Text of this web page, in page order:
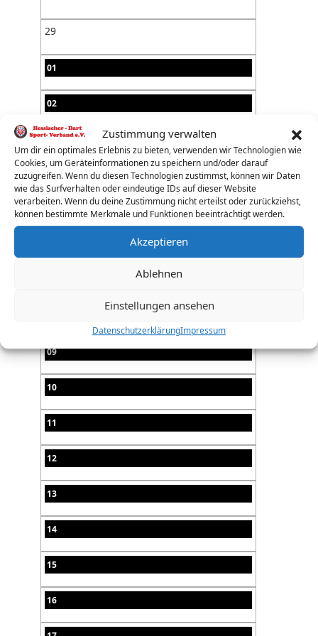
Zustimmung verwalten
Um dir ein optimales Erlebnis zu bieten, verwenden wir Technologien wie
Cookies, um Geräteinformationen zu speichern und/oder darauf
zuzugreifen. Wenn du diesen Technologien zustimmst, können wir Daten
wie das Surfverhalten oder eindeutige IDs auf dieser Website
verarbeiten. Wenn du deine Zustimmung nicht erteilst oder zurückziehst,
können bestimmte Merkmale und Funktionen beeinträchtigt werden.
Akzeptieren
Ablehnen
Einstellungen ansehen
DatenschutzerklärungImpressum
29
01
02
03
04
05
09
10
11
12
13
14
15
16